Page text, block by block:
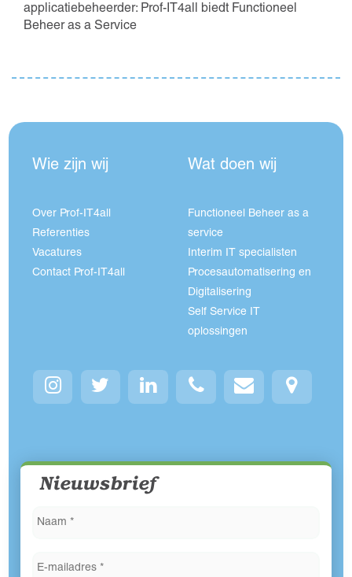
applicatiebeheerder: Prof-IT4all biedt Functioneel
Beheer as a Service
Wie zijn wij
Over Prof-IT4all
Referenties
Vacatures
Contact Prof-IT4all
Wat doen wij
Functioneel Beheer as a
service
Interim IT specialisten
Procesautomatisering en
Digitalisering
Self Service IT
oplossingen
Nieuwsbrief